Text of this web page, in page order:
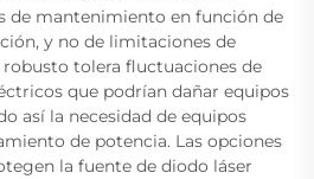
de mantenimiento en función de
y no de limitaciones de
tolera fluctuaciones de
que podrían dañar equipos
así la necesidad de equipos
de potencia. Las opciones
la fuente de diodo láser